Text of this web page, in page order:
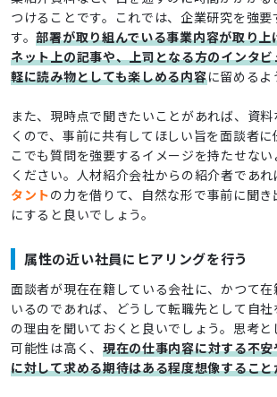
つけることです。これでは、企業研究を強要
す。部署が取り組んでいる事業内容が取り
ネット上の記事や、上司となる方のインタ
軽に読み物としても楽しめる内容に留めるよ
また、現時点で聞きたいことがあれば、資
くので、事前に共有してほしい旨を面談者に
こでも質問を強要するイメージを持たせな
ください。人材紹介会社からの紹介者であ
タントの力を借りて、自然な形で事前に聞き
にすると良いでしょう。
属性の近い社員にヒアリングを行う
面談者が現在在籍している会社に、かつて
いるのであれば、どうして転職先として自
の理由を聞いておくと良いでしょう。思考と
可能性は高く、 現在の仕事内容に対する不
に対して求める期待はある程度想像するこ